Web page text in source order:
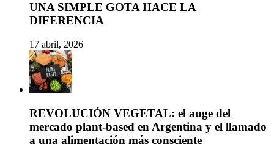
UNA SIMPLE GOTA HACE LA
DIFERENCIA
17 abril, 2026
REVOLUCIÓN VEGETAL: el auge del
mercado plant-based en Argentina y el llamado
a una alimentación más consciente